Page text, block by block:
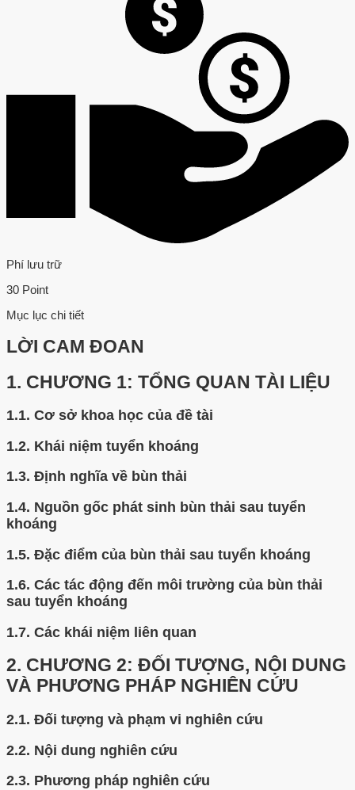
Phí lưu trữ
30 Point
Mục lục chi tiết
LỜI CAM ĐOAN
1. CHƯƠNG 1: TỔNG QUAN TÀI LIỆU
1.1. Cơ sở khoa học của đề tài
1.2. Khái niệm tuyển khoáng
1.3. Định nghĩa về bùn thải
1.4. Nguồn gốc phát sinh bùn thải sau tuyển
khoáng
1.5. Đặc điểm của bùn thải sau tuyển khoáng
1.6. Các tác động đến môi trường của bùn thải
sau tuyển khoáng
1.7. Các khái niệm liên quan
2. CHƯƠNG 2: ĐỐI TƯỢNG, NỘI DUNG
VÀ PHƯƠNG PHÁP NGHIÊN CỨU
2.1. Đối tượng và phạm vi nghiên cứu
2.2. Nội dung nghiên cứu
2.3. Phương pháp nghiên cứu